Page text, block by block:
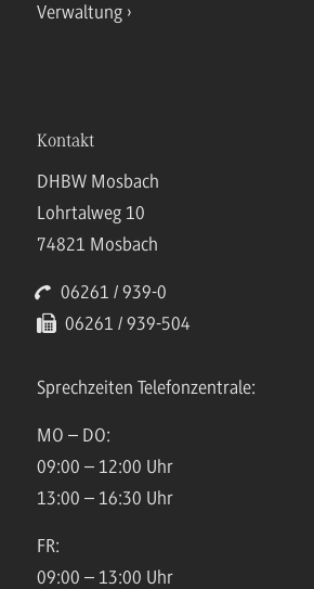
Verwaltung
Kontakt
DHBW Mosbach
Lohrtalweg 10
74821 Mosbach
06261 / 939-0
06261 / 939-504
Sprechzeiten Telefonzentrale:
MO – DO:
09:00 – 12:00 Uhr
13:00 – 16:30 Uhr
FR:
09:00 – 13:00 Uhr